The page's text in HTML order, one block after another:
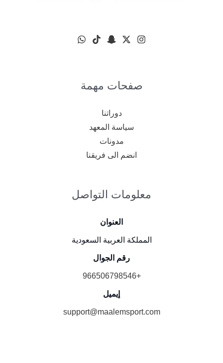
صفحات مهمة
دوراتنا
سياسة المعهد
مدونات
انضم الى فريقنا
معلومات التواصل
العنوان
المملكة العربية السعودية
رقم الجوال
+966506798546
إيميل
support@maalemsport.com